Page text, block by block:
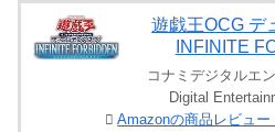
遊戯王OCG デ
INFINITE
コナミデジタルエ
Digital
Amazonの商品レビュー